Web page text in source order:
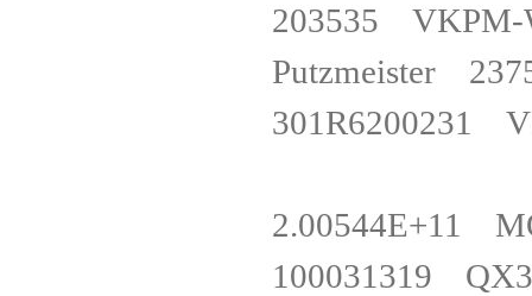
203535
Putzmeister
301R6200231
2.00544E+11
100031319